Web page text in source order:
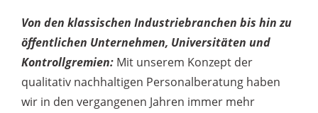
Von den klassischen Industriebranchen bis hin zu
öffentlichen Unternehmen, Universitäten und
Kontrollgremien: Mit unserem Konzept der
qualitativ nachhaltigen Personalberatung haben
wir in den vergangenen Jahren immer mehr